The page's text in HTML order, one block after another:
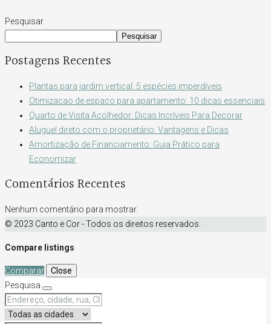
Pesquisar
Pesquisar
Postagens Recentes
Plantas para jardim vertical: 5 espécies imperdíveis
Otimizacao de espaco para apartamento: 10 dicas essenciais
Quarto de Visita Acolhedor: Dicas Incríveis Para Decorar
Aluguel direto com o proprietário: Vantagens e Dicas
Amortização de Financiamento: Guia Prático para
Economizar
Comentários Recentes
Nenhum comentário para mostrar.
© 2023 Canto e Cor - Todos os direitos reservados.
Compare listings
Comparar
Close
Pesquisa